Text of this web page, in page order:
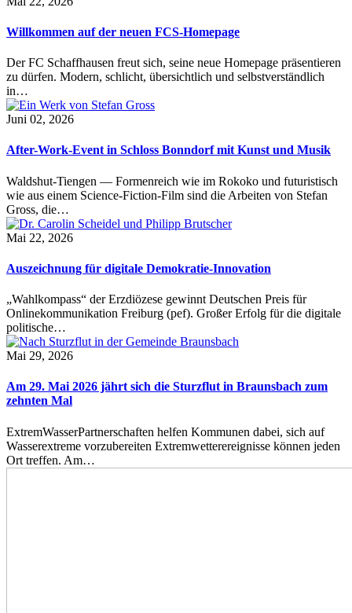
Willkommen auf der neuen FCS-Homepage
Der FC Schaffhausen freut sich, seine neue Homepage präsentieren
zu dürfen. Modern, schlicht, übersichtlich und selbstverständlich
in…
Juni 02, 2026
After-Work-Event in Schloss Bonndorf mit Kunst und Musik
Waldshut-Tiengen — Formenreich wie im Rokoko und futuristisch
wie aus einem Science-Fiction-Film sind die Arbeiten von Stefan
Gross, die…
Mai 22, 2026
Auszeichnung für digitale Demokratie-Innovation
„Wahlkompass“ der Erzdiözese gewinnt Deutschen Preis für
Onlinekommunikation Freiburg (pef). Großer Erfolg für die digitale
politische…
Mai 29, 2026
Am 29. Mai 2026 jährt sich die Sturzflut in Braunsbach zum
zehnten Mal
ExtremWasserPartnerschaften helfen Kommunen dabei, sich auf
Wasserextreme vorzubereiten Extremwetterereignisse können jeden
Ort treffen. Am…